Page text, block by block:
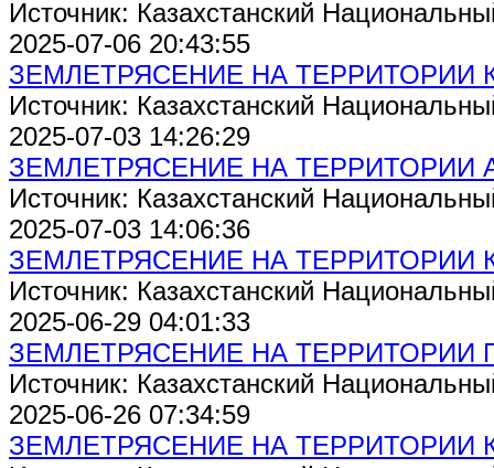
Источник: Казахстанский
2025-07-06 20:43:55
ЗЕМЛЕТРЯСЕНИЕ НА ТЕРРИТОРИИ
Источник: Казахстанский
2025-07-03 14:26:29
ЗЕМЛЕТРЯСЕНИЕ НА ТЕРРИТОРИИ
Источник: Казахстанский
2025-07-03 14:06:36
ЗЕМЛЕТРЯСЕНИЕ НА ТЕРРИТОРИИ
Источник: Казахстанский
2025-06-29 04:01:33
ЗЕМЛЕТРЯСЕНИЕ НА ТЕРРИТОРИИ
Источник: Казахстанский
2025-06-26 07:34:59
ЗЕМЛЕТРЯСЕНИЕ НА ТЕРРИТОРИИ